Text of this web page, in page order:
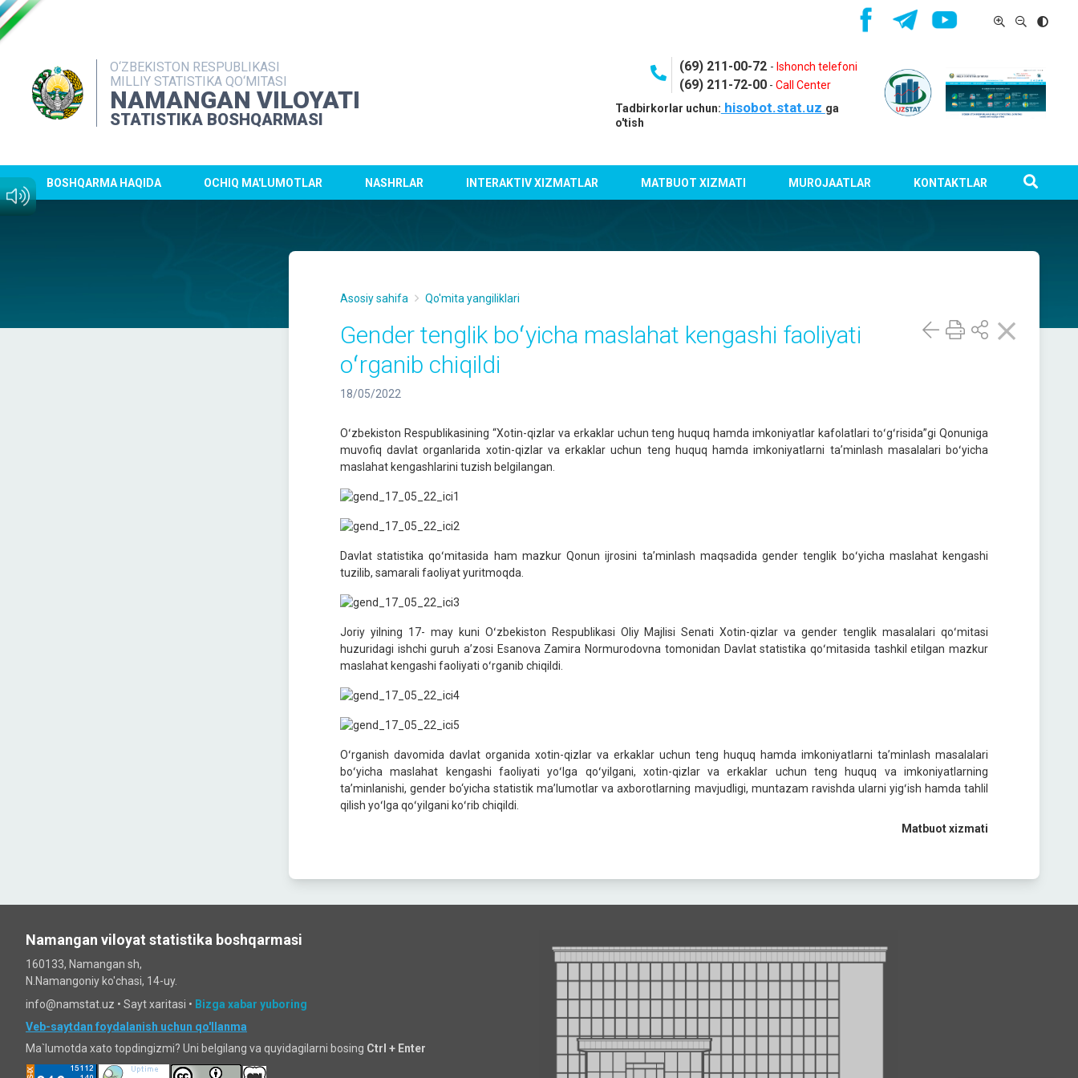
O‘ZBEKISTON RESPUBLIKASI
MILLIY STATISTIKA QO‘MITASI
NAMANGAN VILOYATI
STATISTIKA BOSHQARMASI
(69) 211-00-72 - Ishonch telefoni
(69) 211-72-00- Call Center
Tadbirkorlar uchun: hisobot.stat.uz ga
o'tish
BOSHQARMA HAQIDA OCHIQ MA'LUMOTLAR NASHRLAR INTERAKTIV XIZMATLAR MATBUOT XIZMATI MUROJAATLAR KONTAKTLAR
Asosiy sahifa Qo'mita yangiliklari
Gender tenglik boʻyicha maslahat kengashi faoliyati
oʻrganib chiqildi
18/05/2022
Oʻzbekiston Respublikasining “Xotin-qizlar va erkaklar uchun teng huquq hamda imkoniyatlar kafolatlari toʻgʻrisida”gi Qonuniga
muvofiq davlat organlarida xotin-qizlar va erkaklar uchun teng huquq hamda imkoniyatlarni taʼminlash masalalari boʻyicha
maslahat kengashlarini tuzish belgilangan.
Davlat statistika qoʻmitasida ham mazkur Qonun ijrosini ta’minlash maqsadida gender tenglik boʻyicha maslahat kengashi
tuzilib, samarali faoliyat yuritmoqda.
Joriy yilning 17- may kuni Oʻzbekiston Respublikasi Oliy Majlisi Senati Xotin-qizlar va gender tenglik masalalari qoʻmitasi
huzuridagi ishchi guruh a’zosi Esanova Zamira Normurodovna tomonidan Davlat statistika qoʻmitasida tashkil etilgan mazkur
maslahat kengashi faoliyati oʻrganib chiqildi.
Oʻrganish davomida davlat organida xotin-qizlar va erkaklar uchun teng huquq hamda imkoniyatlarni taʼminlash masalalari
boʻyicha maslahat kengashi faoliyati yoʻlga qoʻyilgani, xotin-qizlar va erkaklar uchun teng huquq va imkoniyatlarning
taʼminlanishi, gender bo‘yicha statistik maʼlumotlar va axborotlarning mavjudligi, muntazam ravishda ularni yigʻish hamda tahlil
qilish yoʻlga qoʻyilgani koʻrib chiqildi.
Matbuot xizmati
Namangan viloyat statistika boshqarmasi
160133, Namangan sh,
N.Namangoniy ko'chasi, 14-uy.
info@namstat.uz • Sayt xaritasi • Bizga xabar yuboring
Veb-saytdan foydalanish uchun qo'llanma
Ma`lumotda xato topdingizmi? Uni belgilang va quyidagilarni bosing Ctrl + Enter